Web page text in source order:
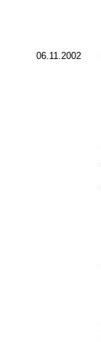
06.11.2002